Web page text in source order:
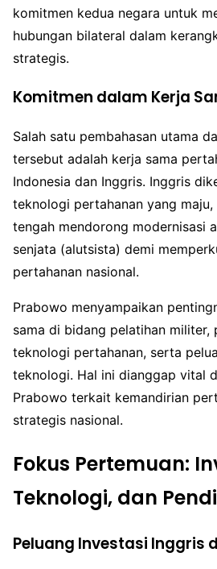
komitmen kedua negara untuk
hubungan bilateral dalam
strategis.
Komitmen dalam Kerja
Salah satu pembahasan utama
tersebut adalah kerja sama
Indonesia dan Inggris. Inggris
teknologi pertahanan yang maju,
tengah mendorong modernisasi
senjata (alutsista) demi
pertahanan nasional.
Prabowo menyampaikan
sama di bidang pelatihan militer,
teknologi pertahanan, serta
teknologi. Hal ini dianggap vital
Prabowo terkait kemandirian
strategis nasional.
Fokus Pertemuan:
Teknologi, dan
Peluang Investasi Inggris